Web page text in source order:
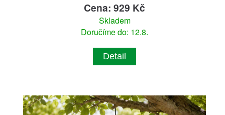
Cena: 929 Kč
Skladem
Doručíme do: 12.8.
Detail